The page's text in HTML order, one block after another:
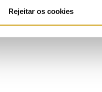
Rejeitar os cookies